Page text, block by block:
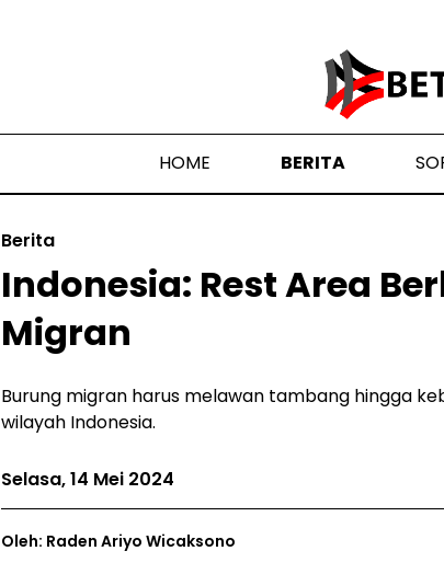
HOME BERITA
Berita
Indonesia: Rest Area
Migran
Burung migran harus melawan tambang hingga
wilayah Indonesia.
Selasa, 14 Mei 2024
Oleh: Raden Ariyo Wicaksono